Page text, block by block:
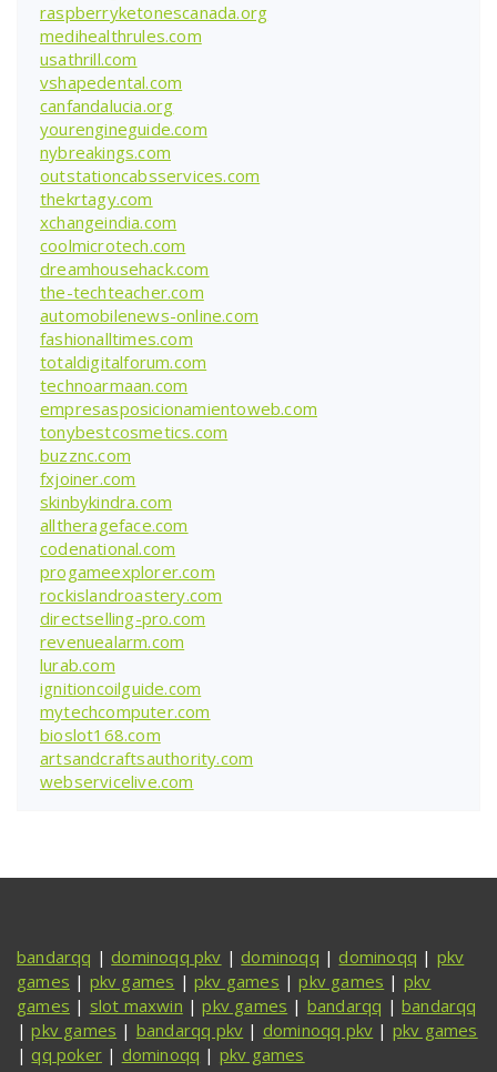
raspberryketonescanada.org
medihealthrules.com
usathrill.com
vshapedental.com
canfandalucia.org
yourengineguide.com
nybreakings.com
outstationcabsservices.com
thekrtagy.com
xchangeindia.com
coolmicrotech.com
dreamhousehack.com
the-techteacher.com
automobilenews-online.com
fashionalltimes.com
totaldigitalforum.com
technoarmaan.com
empresasposicionamientoweb.com
tonybestcosmetics.com
buzznc.com
fxjoiner.com
skinbykindra.com
alltherageface.com
codenational.com
progameexplorer.com
rockislandroastery.com
directselling-pro.com
revenuealarm.com
lurab.com
ignitioncoilguide.com
mytechcomputer.com
bioslot168.com
artsandcraftsauthority.com
webservicelive.com
bandarqq | dominoqq pkv | dominoqq | dominoqq | pkv
games | pkv games |pkv games |pkv games | pkv
games | slot maxwin |pkv games | bandarqq |bandarqq
|pkv games | bandarqq pkv | dominoqq pkv | pkv games
|qq poker | dominoqq | pkv games